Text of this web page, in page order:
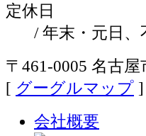
定休日
/ 年末・元日、
〒461-0005 名古
[ グーグルマップ ]
会社概要